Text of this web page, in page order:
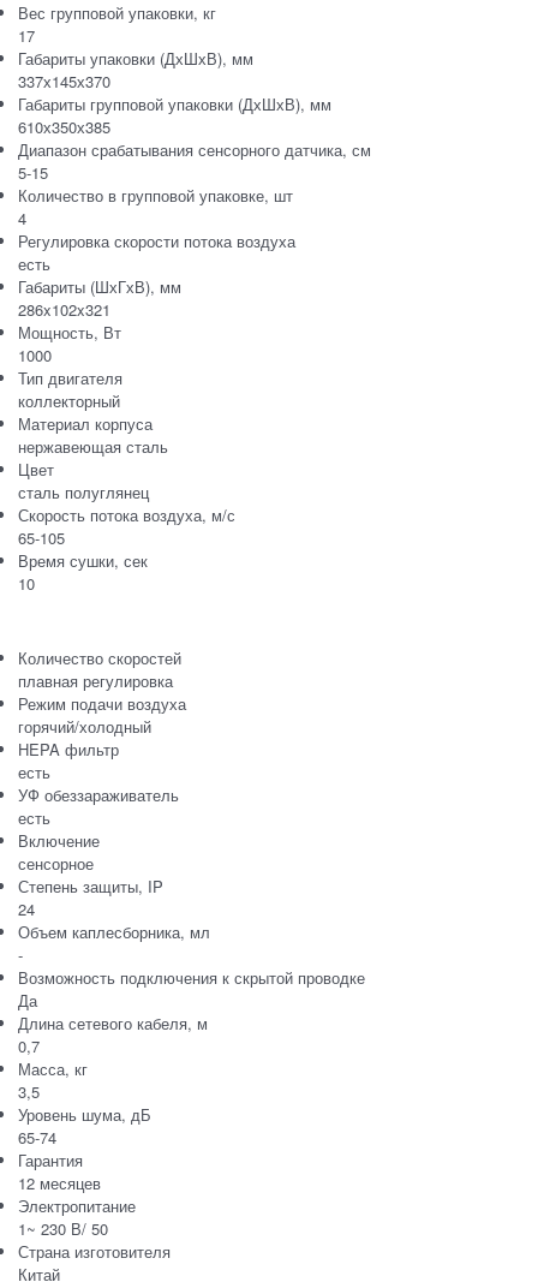
Вес групповой упаковки, кг
17
Габариты упаковки (ДхШхВ), мм
337х145х370
Габариты групповой упаковки (ДхШхВ), мм
610х350х385
Диапазон срабатывания сенсорного датчика, см
5-15
Количество в групповой упаковке, шт
4
Регулировка скорости потока воздуха
есть
Габариты (ШхГхВ), мм
286x102x321
Мощность, Вт
1000
Тип двигателя
коллекторный
Материал корпуса
нержавеющая сталь
Цвет
сталь полуглянец
Скорость потока воздуха, м/с
65-105
Время сушки, сек
10
Количество скоростей
плавная регулировка
Режим подачи воздуха
горячий/холодный
HEPA фильтр
есть
УФ обеззараживатель
есть
Включение
сенсорное
Степень защиты, IP
24
Объем каплесборника, мл
-
Возможность подключения к скрытой проводке
Да
Длина сетевого кабеля, м
0,7
Масса, кг
3,5
Уровень шума, дБ
65-74
Гарантия
12 месяцев
Электропитание
1~ 230 В/ 50
Страна изготовителя
Китай